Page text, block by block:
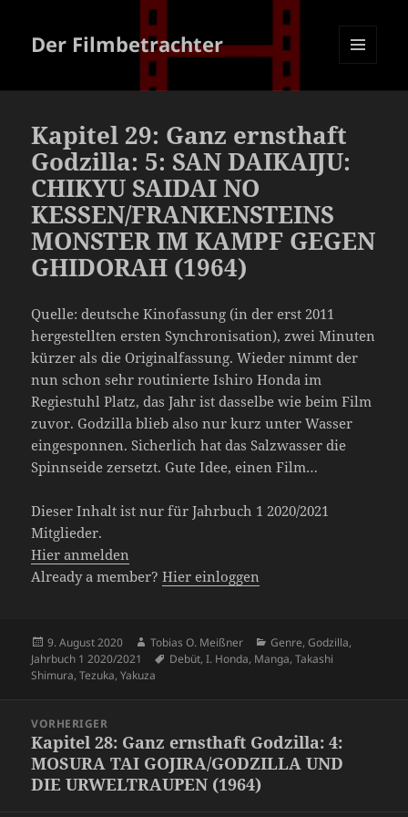
Der Filmbetrachter
Kapitel 29: Ganz ernsthaft
Godzilla: 5: SAN DAIKAIJU:
CHIKYU SAIDAI NO
KESSEN/FRANKENSTEINS
MONSTER IM KAMPF GEGEN
GHIDORAH (1964)
Quelle: deutsche Kinofassung (in der erst 2011
hergestellten ersten Synchronisation), zwei Minuten
kürzer als die Originalfassung. Wieder nimmt der
nun schon sehr routinierte Ishiro Honda im
Regiestuhl Platz, das Jahr ist dasselbe wie beim Film
zuvor. Godzilla blieb also nur kurz unter Wasser
eingesponnen. Sicherlich hat das Salzwasser die
Spinnseide zersetzt. Gute Idee, einen Film…
Dieser Inhalt ist nur für Jahrbuch 1 2020/2021
Mitglieder.
Hier anmelden
Already a member?Hier einloggen
Veröffentlicht
am
9. August 2020 Autor
Tobias O. Meißner Kategorien
Genre,Godzilla,
Jahrbuch 1 2020/2021
Schlagwörter
Debüt,I. Honda, Manga,Takashi
Shimura,Tezuka,Yakuza
VORHERIGER
Vorheriger
Beitrag:
Kapitel 28: Ganz ernsthaft Godzilla: 4:
MOSURA TAI GOJIRA/GODZILLA UND
DIE URWELTRAUPEN (1964)